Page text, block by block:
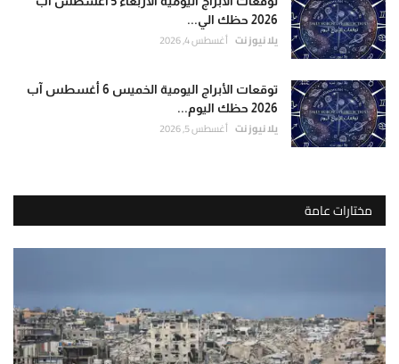
2026 حظك الي...
يلا نيوز نت أغسطس 4, 2026
توقعات الأبراج اليومية الخميس 6 أغسطس آب
2026 حظك اليوم...
يلا نيوز نت أغسطس 5, 2026
مختارات عامة